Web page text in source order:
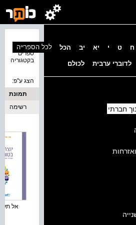
ח ט י יא יב הכל
לדוברי ערבית לכולם
חברתי
ספרים
בקטגוריה
לכל הספרייה
הצג ע''פ:
תמונת
כריכה
רשימה
אל